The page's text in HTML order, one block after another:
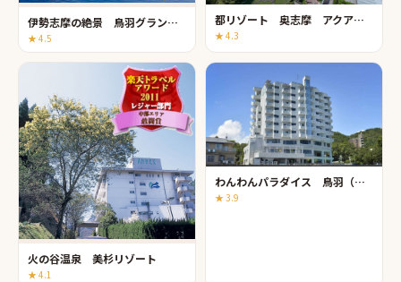
伊勢志摩の絶景 鳥羽グランドホテル
★4.5
都リゾート 奥志摩 アクアフォレスト
★4.3
火の谷温泉 美杉リゾート
★4.1
わんわんパラダイス 鳥羽（旧：鳥羽わんわんパラダイス ホテル）
★3.9